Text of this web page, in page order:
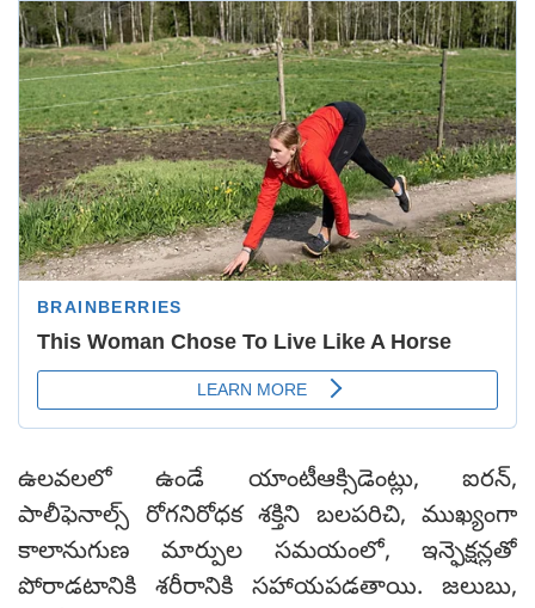
ఉలవలలో ఉండే యాంటీఆక్సిడెంట్లు, ఐరన్,
పాలీఫెనాల్స్ రోగనిరోధక శక్తిని బలపరిచి, ముఖ్యంగా
కాలానుగుణ మార్పుల సమయంలో, ఇన్ఫెక్షన్లతో
పోరాడటానికి శరీరానికి సహాయపడతాయి. జలుబు,